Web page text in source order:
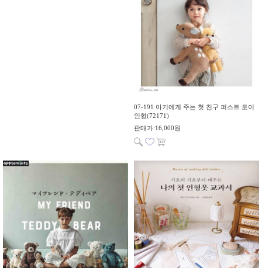
07-191 아기에게 주는 첫 친구 퍼스트 토이
인형(72171)
판매가:16,000원